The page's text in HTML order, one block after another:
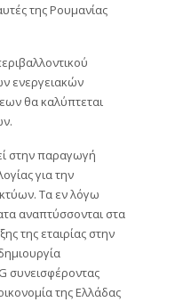
της Ρουμανίας
ενεργειακών
θα καλύπτεται
στην παραγωγή
για την
Τα εν λόγω
αναπτύσσονται στα
της εταιρίας στην
συνεισφέροντας
της Ελλάδας